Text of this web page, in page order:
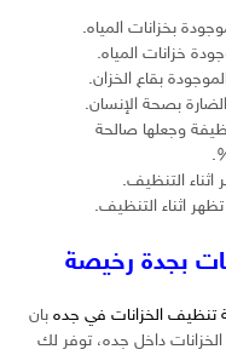
بخزانات المياه.
خزانات المياه.
بقاع الخزان.
بصحة الإنسان.
وجعلها صالحة
التنظيف.
اثناء التنظيف.
بجدة رخيصة
الخزانات في جده بان
داخل جده، توفر لك